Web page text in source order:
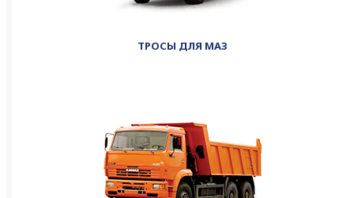
ТРОСЫ ДЛЯ МАЗ